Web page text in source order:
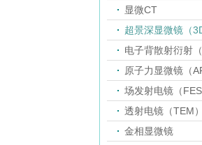
显微CT
超景深显微镜（
电子背散射衍射（
原子力显微镜（
场发射电镜（
透射电镜（TEM）
金相显微镜